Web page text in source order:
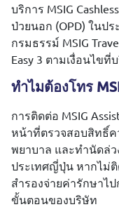
บริการ MSIG
ป่วยนอก (OPD) ในป
กรมธรรม์ MSIG
Easy 3 ตามเงื่อนไข
ทำไมต้องโทร
การติดต่อ MSIG
หน้าที่ตรวจสอบสิทธิ์ค
พยาบาล และทำนัดล่
ประเทศญี่ปุ่น หากไม่
สำรองจ่ายค่ารักษาไ
ขั้นตอนของบริษัท